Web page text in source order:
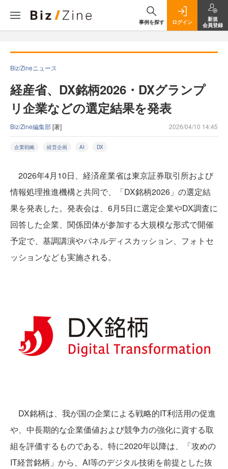
事例を探す ログイン
新規
会員登録
Biz/Zineニュース
経産省、DX銘柄2026・DXグランプ
リ企業などの選定結果を発表
Biz/Zine編集部[著] 2026/04/10 14:45
企業戦略 経営企画 AI DX
2026年4月10日、経済産業省は東京証券取引所および
情報処理推進機構と共同で、「DX銘柄2026」の選定結
果を発表した。発表会は、6月5日に選定企業やDX調査に
回答した企業、関係団体が参加する大規模な形式で開催
予定で、基調講演やパネルディスカッション、フォトセ
ッションなども実施される。
DX銘柄は、我が国の企業による戦略的IT利活用の促進
や、中長期的な企業価値および競争力の強化に資する取
組を評価するものである。特に2020年以降は、「攻めの
IT経営銘柄」から、AI等のデジタル技術を前提とした抜